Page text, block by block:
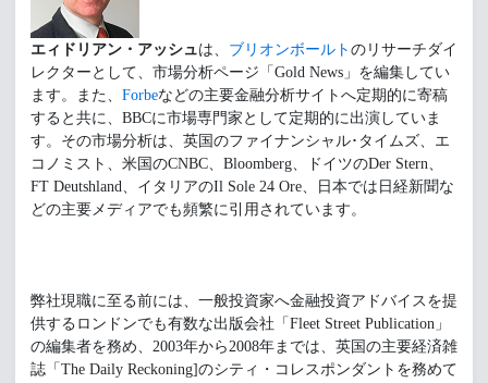
エィドリアン・アッシュは、 ブリオンボールト のリサーチダイ
レクターとして、市場分析ページ「Gold News」を編集してい
ます。また、 Forbeなどの主要金融分析サイトへ定期的に寄稿
すると共に、BBCに市場専門家として定期的に出演していま
す。その市場分析は、英国のファイナンシャル･タイムズ、エ
コノミスト、米国のCNBC、Bloomberg、ドイツのDer Stern、
FT Deutshland、イタリアのIl Sole 24 Ore、日本では日経新聞な
どの主要メディアでも頻繁に引用されています。
弊社現職に至る前には、一般投資家へ金融投資アドバイスを提
供するロンドンでも有数な出版会社「Fleet Street Publication」
の編集者を務め、2003年から2008年までは、英国の主要経済雑
誌「The Daily Reckoning]のシティ・コレスポンダントを務めて